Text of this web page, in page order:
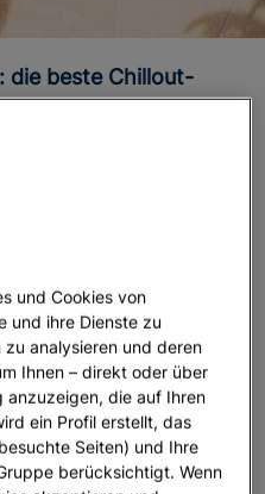
stellen Sie sich
balinesisches
und die beste Aussicht
Was halten Sie davon?
Bahía de Palma
de Palma, bietet Ihnen
zu vergessen und
Genießen Sie jede
der Ruhe.
und Cookies von
und ihre Dienste zu
analysieren und deren
Ihnen – direkt oder über
anzuzeigen, die auf Ihren
ein Profil erstellt, das
Seiten) und Ihre
berücksichtigt. Wenn